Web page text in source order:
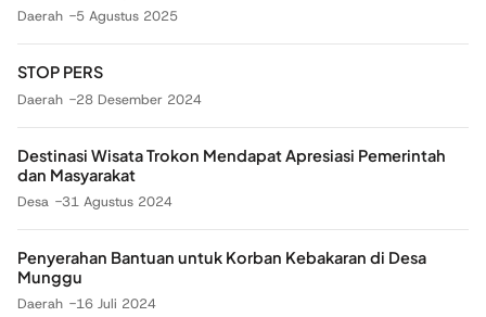
Daerah 5 Agustus 2025
STOP PERS
Daerah 28 Desember 2024
Destinasi Wisata Trokon Mendapat Apresiasi Pemerintah
dan Masyarakat
Desa 31 Agustus 2024
Penyerahan Bantuan untuk Korban Kebakaran di Desa
Munggu
Daerah 16 Juli 2024